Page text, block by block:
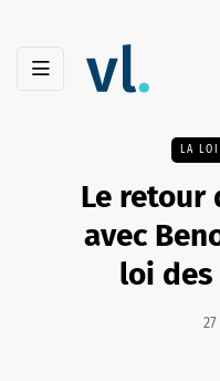
LA
Le retour
avec
loi des